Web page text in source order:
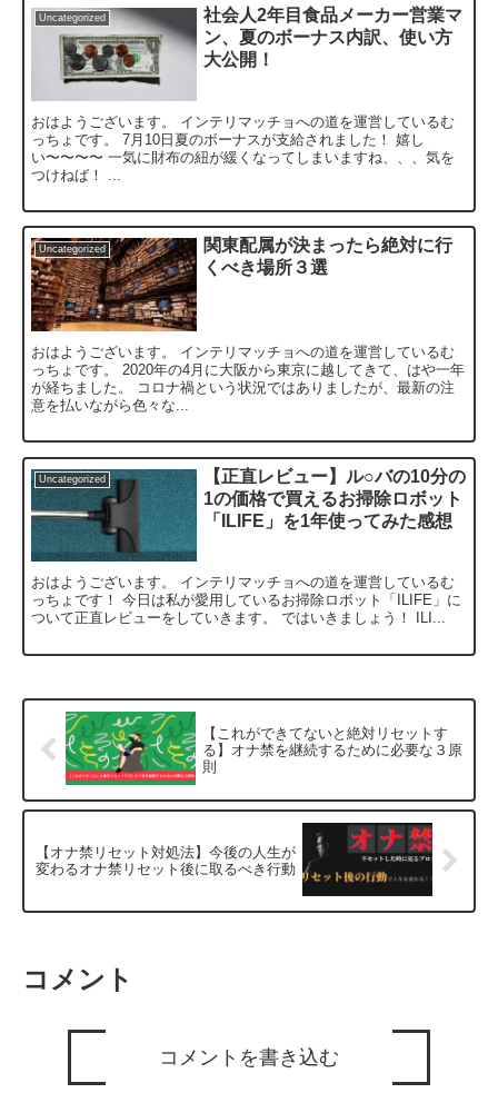
Uncategorized
社会人2年目食品メーカー営業マ
ン、夏のボーナス内訳、使い方
大公開！
おはようございます。 インテリマッチョへの道を運営しているむ
っちょです。 7月10日夏のボーナスが支給されました！ 嬉し
い〜〜〜〜 一気に財布の紐が緩くなってしまいますね、、、気を
つけねば！ ...
Uncategorized
関東配属が決まったら絶対に行
くべき場所３選
おはようございます。 インテリマッチョへの道を運営しているむ
っちょです。 2020年の4月に大阪から東京に越してきて、はや一年
が経ちました。 コロナ禍という状況ではありましたが、最新の注
意を払いながら色々な...
Uncategorized
【正直レビュー】ル○バの10分の
1の価格で買えるお掃除ロボット
「ILIFE」を1年使ってみた感想
おはようございます。 インテリマッチョへの道を運営しているむ
っちょです！ 今日は私が愛用しているお掃除ロボット「ILIFE」に
ついて正直レビューをしていきます。 ではいきましょう！ ILI...
【これができてないと絶対リセットす
る】オナ禁を継続するために必要な３原
則
【オナ禁リセット対処法】今後の人生が
変わるオナ禁リセット後に取るべき行動
コメント
コメントを書き込む